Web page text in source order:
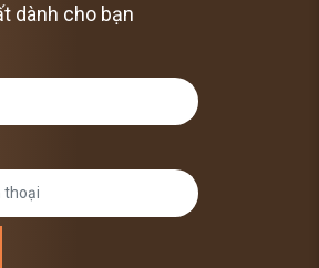
dành cho bạn